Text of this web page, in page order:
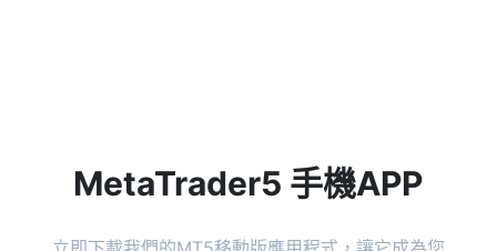
MetaTrader5 手機APP